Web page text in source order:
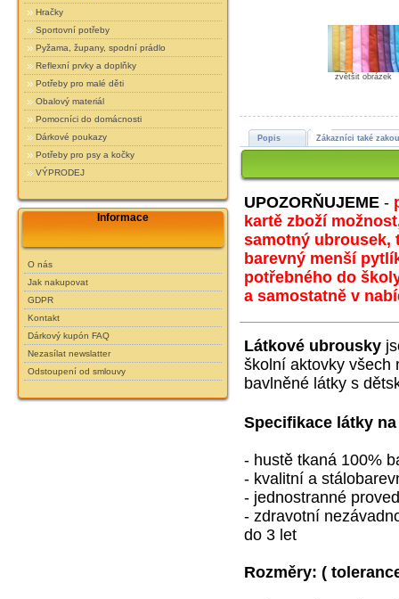
Hračky
Sportovní potřeby
Pyžama, župany, spodní prádlo
Reflexní prvky a doplňky
Potřeby pro malé děti
Obalový materiál
Pomocníci do domácnosti
Dárkové poukazy
Potřeby pro psy a kočky
VÝPRODEJ
Informace
O nás
Jak nakupovat
GDPR
Kontakt
Dárkový kupón FAQ
Nezasílat newslatter
Odstoupení od smlouvy
zvětšit obrázek
Popis Zákazníci také
UPOZORŇUJEME -
kartě zboží
samotný ubrousek,
barevný menší
potřebného do
a samostatně v
Látkové ubrousky
školní aktovky všech
bavlněné látky s
Specifikace látky
- hustě tkaná 100%
- kvalitní a
- jednostranné
- zdravotní
do 3 let
Rozměry:(